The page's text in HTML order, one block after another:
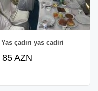
Yas çadırı yas cadiri
85 AZN